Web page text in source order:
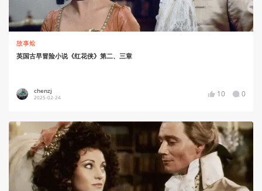
故事烩
英国古早冒险小说《红花侠》第二、三章
chenzj
2025-02-24 10 0